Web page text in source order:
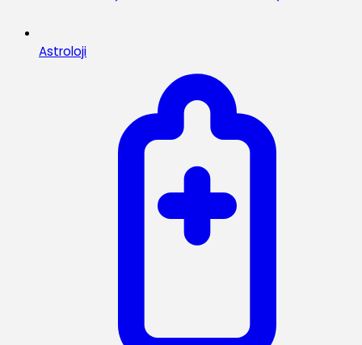
Astroloji